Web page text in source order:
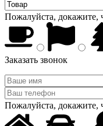
Пожалуйста, докажите,
Заказать звонок
Пожалуйста, докажите,